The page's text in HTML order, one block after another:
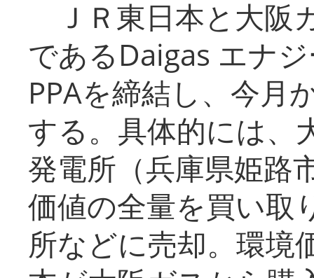
ＪＲ東日本と大阪
であるDaigas エナ
PPAを締結し、今月
する。具体的には、
発電所（兵庫県姫路
価値の全量を買い取
所などに売却。環境